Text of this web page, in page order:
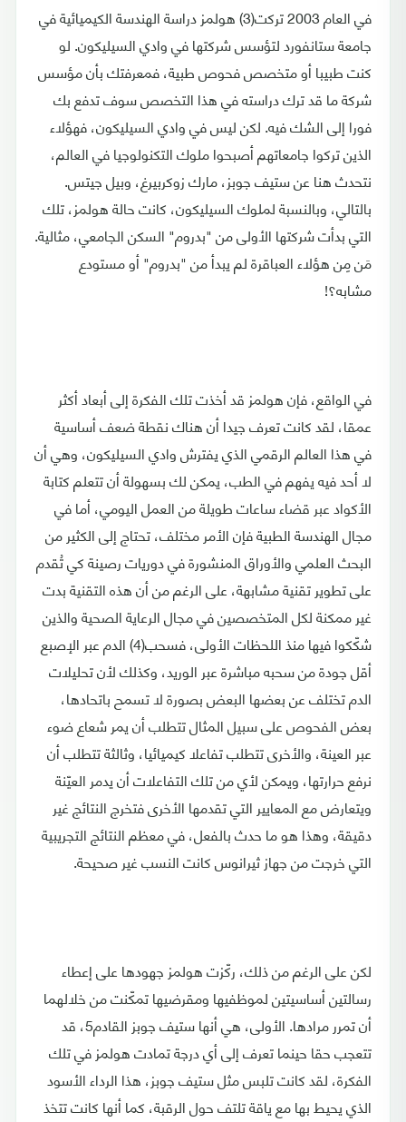
في العام 2003 تركت(3) هولمز دراسة الهندسة الكيميائية في
جامعة ستانفورد لتؤسس شركتها في وادي السيليكون. لو
كنت طبيبا أو متخصص فحوص طبية، فمعرفتك بأن مؤسس
شركة ما قد ترك دراسته في هذا التخصص سوف تدفع بك
فورا إلى الشك فيه. لكن ليس في وادي السيليكون، فهؤلاء
الذين تركوا جامعاتهم أصبحوا ملوك التكنولوجيا في العالم،
نتحدث هنا عن ستيف جوبز، مارك زوكربيرغ، وبيل جيتس.
بالتالي، وبالنسبة لملوك السيليكون، كانت حالة هولمز، تلك
التي بدأت شركتها الأولى من "بدروم" السكن الجامعي، مثالية.
مَن مِن هؤلاء العباقرة لم يبدأ من "بدروم" أو مستودع
مشابه؟!
في الواقع، فإن هولمز قد أخذت تلك الفكرة إلى أبعاد أكثر
عمقا، لقد كانت تعرف جيدا أن هناك نقطة ضعف أساسية
في هذا العالم الرقمي الذي يفترش وادي السيليكون، وهي أن
لا أحد فيه يفهم في الطب، يمكن لك بسهولة أن تتعلم كتابة
الأكواد عبر قضاء ساعات طويلة من العمل اليومي، أما في
مجال الهندسة الطبية فإن الأمر مختلف، تحتاج إلى الكثير من
البحث العلمي والأوراق المنشورة في دوريات رصينة كي تُقدم
على تطوير تقنية مشابهة، على الرغم من أن هذه التقنية بدت
غير ممكنة لكل المتخصصين في مجال الرعاية الصحية والذين
شكّكوا فيها منذ اللحظات الأولى، فسحب(4) الدم عبر الإصبع
أقل جودة من سحبه مباشرة عبر الوريد، وكذلك لأن تحليلات
الدم تختلف عن بعضها البعض بصورة لا تسمح باتحادها،
بعض الفحوص على سبيل المثال تتطلب أن يمر شعاع ضوء
عبر العينة، والأخرى تتطلب تفاعلا كيميائيا، وثالثة تتطلب أن
نرفع حرارتها، ويمكن لأي من تلك التفاعلات أن يدمر العيّنة
ويتعارض مع المعايير التي تقدمها الأخرى فتخرج النتائج غير
دقيقة، وهذا هو ما حدث بالفعل، في معظم النتائج التجريبية
التي خرجت من جهاز ثيرانوس كانت النسب غير صحيحة.
لكن على الرغم من ذلك، ركّزت هولمز جهودها على إعطاء
رسالتين أساسيتين لموظفيها ومقرضيها تمكّنت من خلالهما
أن تمرر مرادها. الأولى، هي أنها ستيف جوبز القادم5، قد
تتعجب حقا حينما تعرف إلى أي درجة تمادت هولمز في تلك
الفكرة، لقد كانت تلبس مثل ستيف جوبز، هذا الرداء الأسود
الذي يحيط بها مع ياقة تلتف حول الرقبة، كما أنها كانت تتخذ